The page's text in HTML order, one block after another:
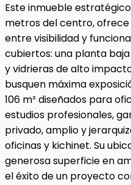
Este inmueble
metros del centro,
entre visibilidad y
cubiertos: una planta
y vidrieras de alto
busquen máxima
106 m² diseñados para
estudios profesionales,
privado, amplio y
oficinas y kichinet. Su
generosa superficie en
el éxito de un proyecto